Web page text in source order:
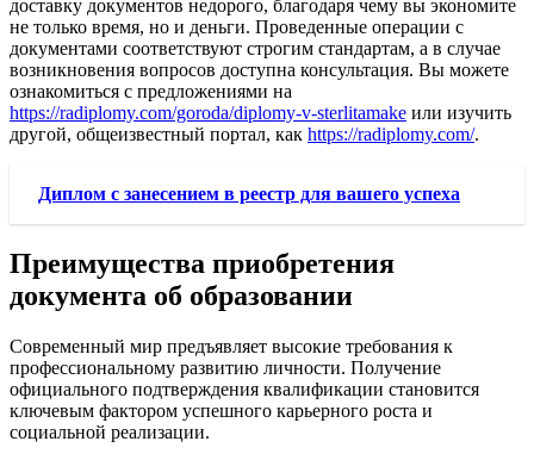
доставку документов недорого, благодаря чему вы экономите
не только время, но и деньги. Проведенные операции с
документами соответствуют строгим стандартам, а в случае
возникновения вопросов доступна консультация. Вы можете
ознакомиться с предложениями на
https://radiplomy.com/goroda/diplomy-v-sterlitamake или изучить
другой, общеизвестный портал, как https://radiplomy.com/.
Диплом с занесением в реестр для вашего успеха
Преимущества приобретения
документа об образовании
Современный мир предъявляет высокие требования к
профессиональному развитию личности. Получение
официального подтверждения квалификации становится
ключевым фактором успешного карьерного роста и
социальной реализации.